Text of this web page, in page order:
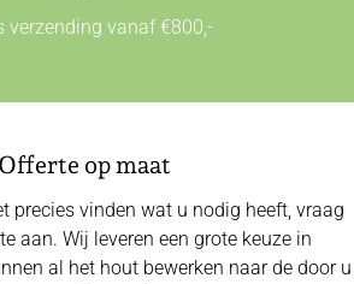
verzending vanaf €800,-
Offerte op maat
precies vinden wat u nodig heeft, vraag
aan. Wij leveren een grote keuze in
al het hout bewerken naar de door u